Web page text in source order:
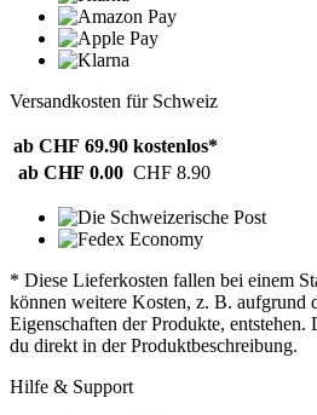
Versandkosten für Schweiz
ab CHF 69.90 kostenlos*
ab CHF 0.00 CHF 8.90
* Diese Lieferkosten fallen bei einem
können weitere Kosten, z. B. aufgrund
Eigenschaften der Produkte,
du direkt in der Produktbeschreibung.
Hilfe & Support